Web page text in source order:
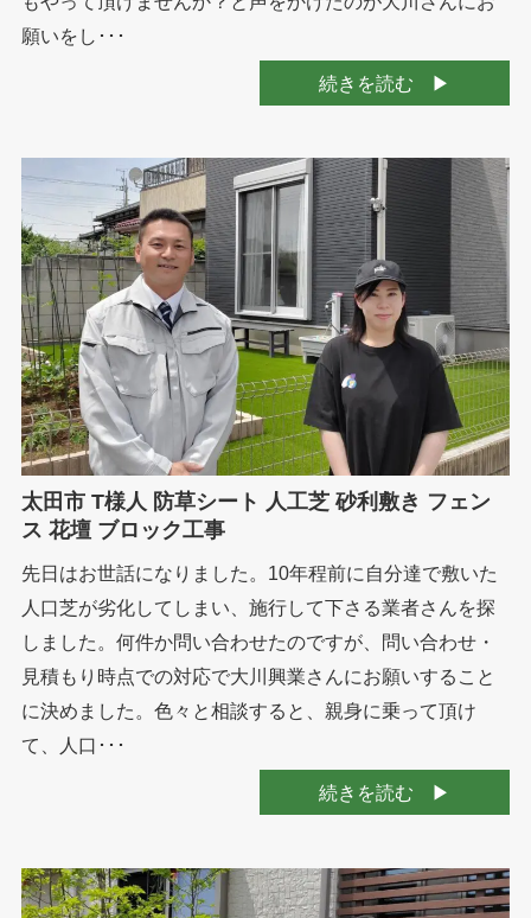
願いをし･･･
続きを読む
太田市 T様人 防草シート 人工芝 砂利敷き フェン
ス 花壇 ブロック工事
先日はお世話になりました。10年程前に自分達で敷いた
人口芝が劣化してしまい、施行して下さる業者さんを探
しました。何件か問い合わせたのですが、問い合わせ・
見積もり時点での対応で大川興業さんにお願いすること
に決めました。色々と相談すると、親身に乗って頂け
て、人口･･･
続きを読む